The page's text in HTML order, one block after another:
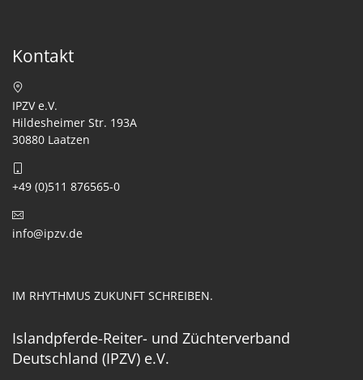
Kontakt
IPZV e.V.
Hildesheimer Str. 193A
30880 Laatzen
+49 (0)511 876565-0
info@ipzv.de
IM RHYTHMUS ZUKUNFT SCHREIBEN.
Islandpferde-Reiter- und Züchterverband
Deutschland (IPZV) e.V.